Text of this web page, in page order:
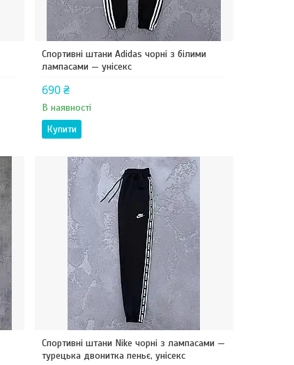
Спортивні штани Adidas чорні з білими
лампасами — унісекс
690 ₴
В наявності
Купити
Спортивні штани Nike чорні з лампасами —
турецька двонитка пеньє, унісекс